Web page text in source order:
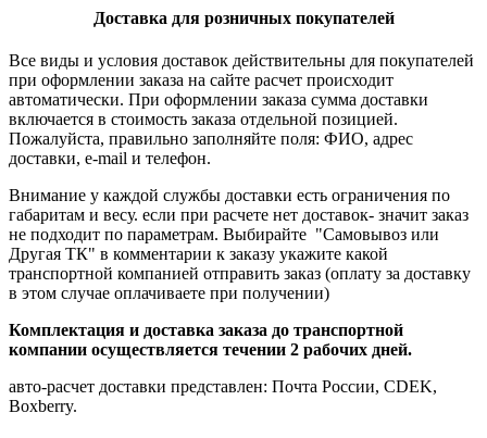
Доставка для розничных покупателей
Все виды и условия доставок действительны для покупателей
при оформлении заказа на сайте расчет происходит
автоматически. При оформлении заказа сумма доставки
включается в стоимость заказа отдельной позицией.
Пожалуйста, правильно заполняйте поля: ФИО, адрес
доставки, e-mail и телефон.
Внимание у каждой службы доставки есть ограничения по
габаритам и весу. если при расчете нет доставок- значит заказ
не подходит по параметрам. Выбирайте "Самовывоз или
Другая ТК" в комментарии к заказу укажите какой
транспортной компанией отправить заказ (оплату за доставку
в этом случае оплачиваете при получении)
Комплектация и доставка заказа до транспортной
компании осуществляется течении 2 рабочих дней.
авто-расчет доставки представлен: Почта России, CDEK,
Boxberry.